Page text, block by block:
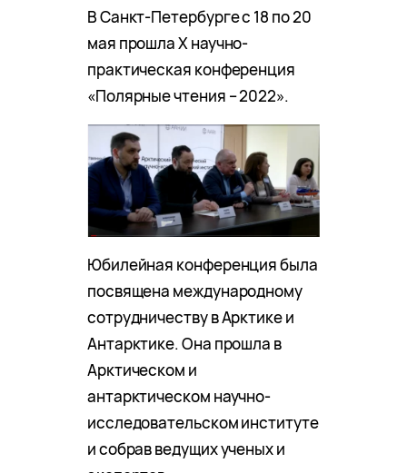
В Санкт-Петербурге с 18 по 20
мая прошла X научно-
практическая конференция
«Полярные чтения – 2022».
Юбилейная конференция была
посвящена международному
сотрудничеству в Арктике и
Антарктике. Она прошла в
Арктическом и
антарктическом научно-
исследовательском институте
и собрав ведущих ученых и